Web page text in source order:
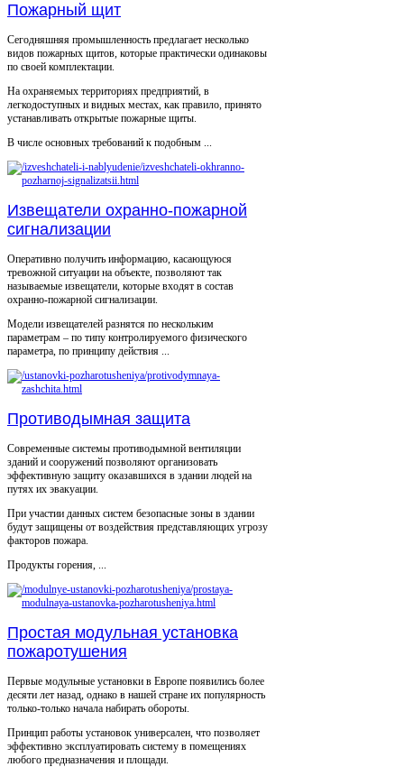
Пожарный щит
Сегодняшняя промышленность предлагает несколько
видов пожарных щитов, которые практически одинаковы
по своей комплектации.
На охраняемых территориях предприятий, в
легкодоступных и видных местах, как правило, принято
устанавливать открытые пожарные щиты.
В числе основных требований к подобным ...
Извещатели охранно-пожарной
сигнализации
Оперативно получить информацию, касающуюся
тревожной ситуации на объекте, позволяют так
называемые извещатели, которые входят в состав
охранно-пожарной сигнализации.
Модели извещателей разнятся по нескольким
параметрам – по типу контролируемого физического
параметра, по принципу действия ...
Противодымная защита
Современные системы противодымной вентиляции
зданий и сооружений позволяют организовать
эффективную защиту оказавшихся в здании людей на
путях их эвакуации.
При участии данных систем безопасные зоны в здании
будут защищены от воздействия представляющих угрозу
факторов пожара.
Продукты горения, ...
Простая модульная установка
пожаротушения
Первые модульные установки в Европе появились более
десяти лет назад, однако в нашей стране их популярность
только-только начала набирать обороты.
Принцип работы установок универсален, что позволяет
эффективно эксплуатировать систему в помещениях
любого предназначения и площади.